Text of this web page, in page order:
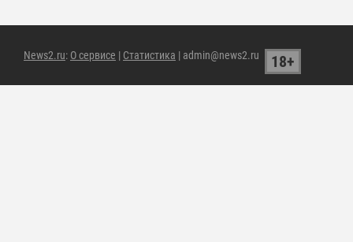
News2.ru: О сервисе | Статистика | admin@news2.ru 18+